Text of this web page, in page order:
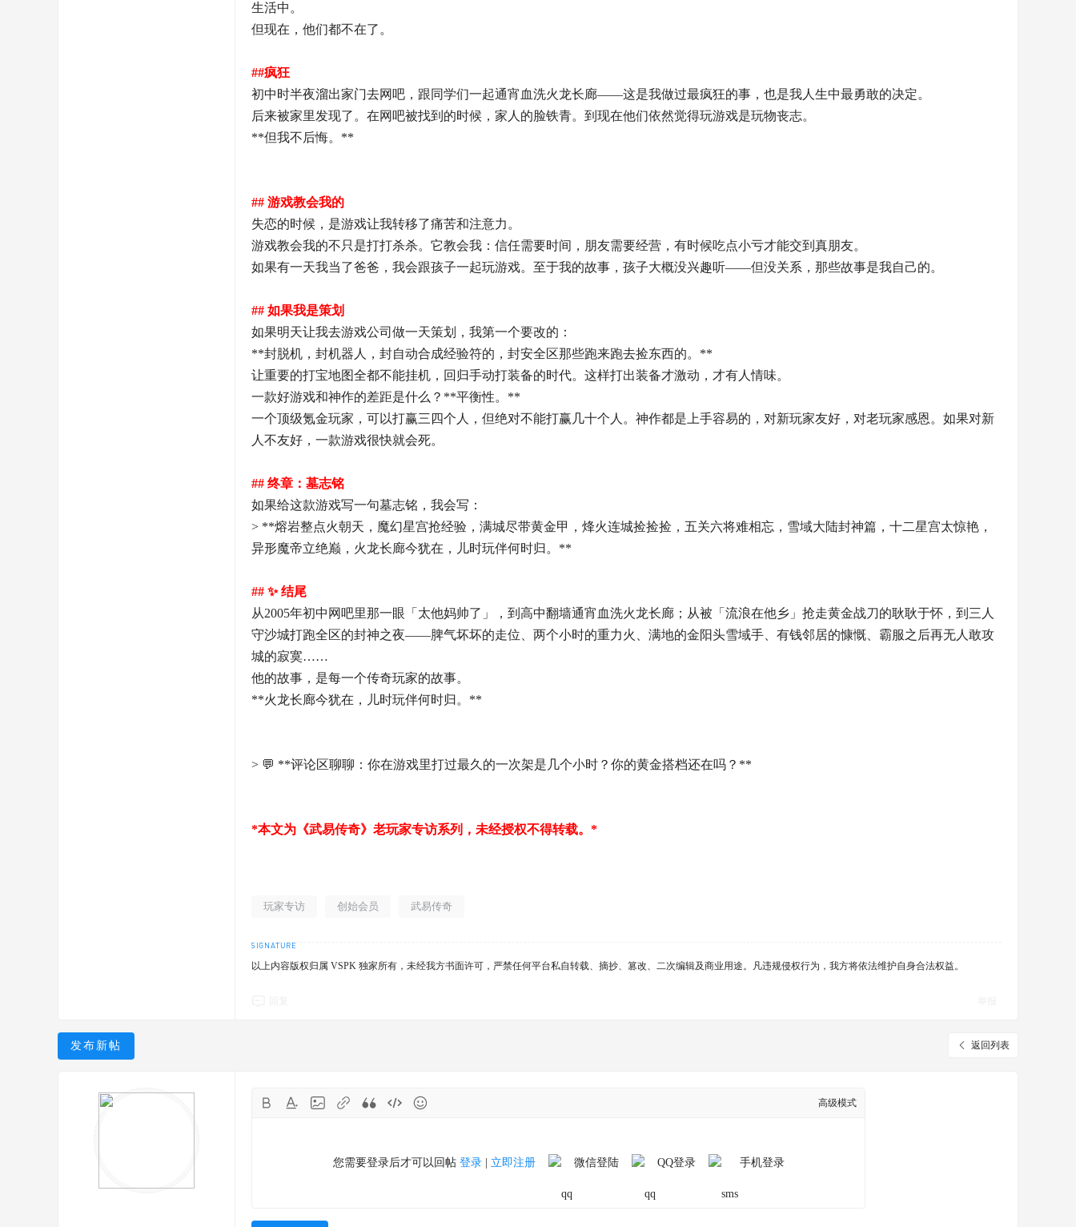
生活中。
但现在，他们都不在了。
##疯狂
初中时半夜溜出家门去网吧，跟同学们一起通宵血洗火龙长廊——这是我做过最疯狂的事，也是我人生中最勇敢的决定。
后来被家里发现了。在网吧被找到的时候，家人的脸铁青。到现在他们依然觉得玩游戏是玩物丧志。
**但我不后悔。**
## 游戏教会我的
失恋的时候，是游戏让我转移了痛苦和注意力。
游戏教会我的不只是打打杀杀。它教会我：信任需要时间，朋友需要经营，有时候吃点小亏才能交到真朋友。
如果有一天我当了爸爸，我会跟孩子一起玩游戏。至于我的故事，孩子大概没兴趣听——但没关系，那些故事是我自己的。
## 如果我是策划
如果明天让我去游戏公司做一天策划，我第一个要改的：
**封脱机，封机器人，封自动合成经验符的，封安全区那些跑来跑去捡东西的。**
让重要的打宝地图全都不能挂机，回归手动打装备的时代。这样打出装备才激动，才有人情味。
一款好游戏和神作的差距是什么？**平衡性。**
一个顶级氪金玩家，可以打赢三四个人，但绝对不能打赢几十个人。神作都是上手容易的，对新玩家友好，对老玩家感恩。如果对新
人不友好，一款游戏很快就会死。
## 终章：墓志铭
如果给这款游戏写一句墓志铭，我会写：
> **熔岩整点火朝天，魔幻星宫抢经验，满城尽带黄金甲，烽火连城捡捡捡，五关六将难相忘，雪域大陆封神篇，十二星宫太惊艳，
异形魔帝立绝巅，火龙长廊今犹在，儿时玩伴何时归。**
## ✨ 结尾
从2005年初中网吧里那一眼「太他妈帅了」，到高中翻墙通宵血洗火龙长廊；从被「流浪在他乡」抢走黄金战刀的耿耿于怀，到三人
守沙城打跑全区的封神之夜——脾气坏坏的走位、两个小时的重力火、满地的金阳头雪域手、有钱邻居的慷慨、霸服之后再无人敢攻
城的寂寞……
他的故事，是每一个传奇玩家的故事。
**火龙长廊今犹在，儿时玩伴何时归。**
> 💬 **评论区聊聊：你在游戏里打过最久的一次架是几个小时？你的黄金搭档还在吗？**
*本文为《武易传奇》老玩家专访系列，未经授权不得转载。*
玩家专访 创始会员 武易传奇
以上内容版权归属 VSPK 独家所有，未经我方书面许可，严禁任何平台私自转载、摘抄、篡改、二次编辑及商业用途。凡违规侵权行为，我方将依法维护自身合法权益。
返回列表
发布新帖
高级模式
您需要登录后才可以回帖 登录| 立即注册 微信登陆 QQ登录 手机登录